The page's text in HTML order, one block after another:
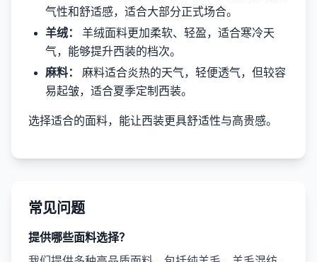
气性和舒适感，适合大部分正式场合。
羊绒：
羊绒面料更加柔软、轻盈，适合寒冷天
气，能够提升西装的档次。
麻料：
麻料适合炎热的天气，轻便透气，但较容
易起皱，适合夏季定制西装。
选择适合的面料，能让西装更具舒适性与高贵感。
常见问题
提供哪些面料选择？